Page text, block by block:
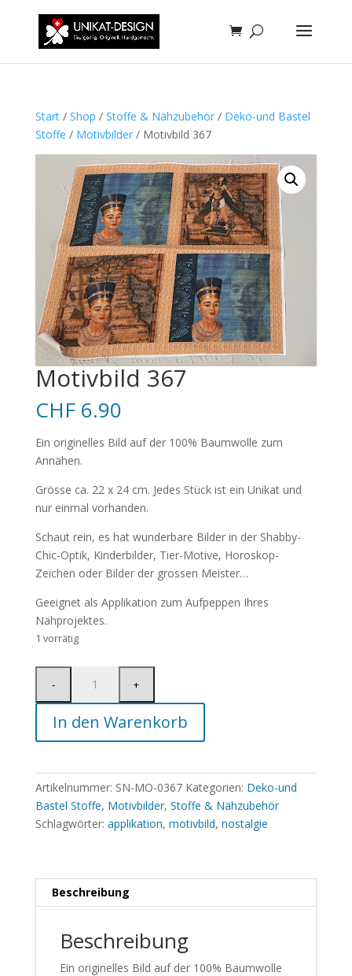
Start/ Shop / Stoffe & Nähzubehör/ Deko-und Bastel
Stoffe / Motivbilder/ Motivbild 367
Motivbild 367
CHF6.90
Ein originelles Bild auf der 100% Baumwolle zum
Annähen.
Grösse ca. 22 x 24 cm. Jedes Stück ist ein Unikat und
nur einmal vorhanden.
Schaut rein, es hat wunderbare Bilder in der Shabby-
Chic-Optik, Kinderbilder, Tier-Motive, Horoskop-
Zeichen oder Bilder der grossen Meister…
Geeignet als Applikation zum Aufpeppen Ihres
Nähprojektes.
1 vorrätig
In den Warenkorb
Artikelnummer: SN-MO-0367 Kategorien: Deko-und
Bastel Stoffe, Motivbilder, Stoffe & Nähzubehör
Schlagwörter: applikation, motivbild, nostalgie
Beschreibung
Beschreibung
Ein originelles Bild auf der 100% Baumwolle